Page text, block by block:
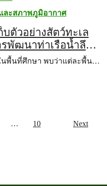
ละสภาพภูมิอากาศ
ตัวอย่างสัตว์ทะเล
พัฒนาท่าเรือน้ำลึก
ระนอง – ชุมพร
นพื้นที่ศึกษา พบว่าแต่ละพื้น…
… 10 Next